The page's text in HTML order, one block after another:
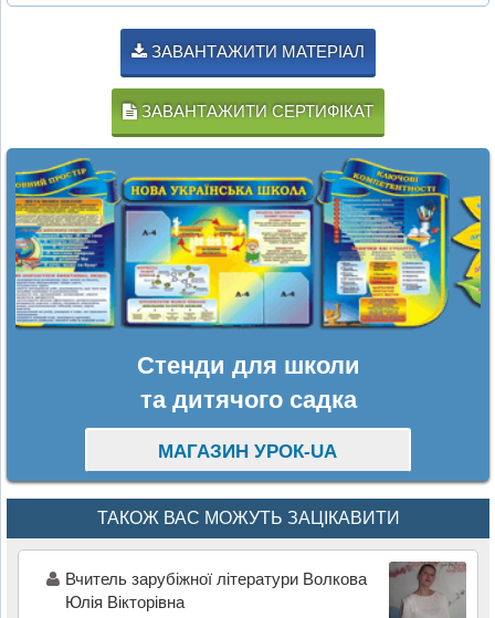
ЗАВАНТАЖИТИ МАТЕРІАЛ
ЗАВАНТАЖИТИ СЕРТИФІКАТ
Стенди для школи
та дитячого садка
МАГАЗИН УРОК-UA
ТАКОЖ ВАС МОЖУТЬ ЗАЦІКАВИТИ
Вчитель зарубіжної літератури Волкова
Юлія Вікторівна